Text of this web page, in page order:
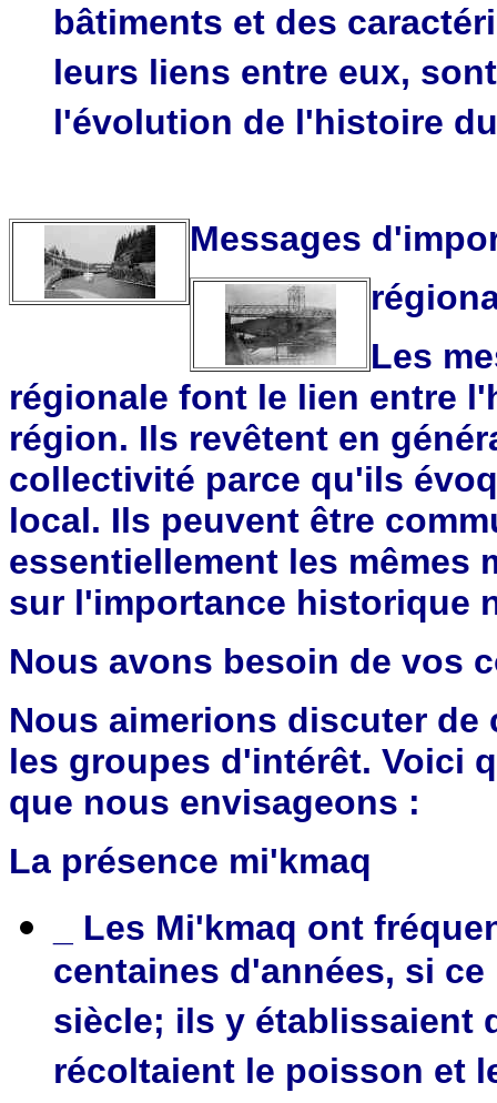
bâtiments et des
leurs liens entre eux,
l'évolution de l'histoire
Messages
Les
régionale font le lien entre
région. Ils revêtent en
collectivité parce qu'ils
local. Ils peuvent être
essentiellement les mêmes
sur l'importance historique
Nous avons besoin de vos
Nous aimerions discuter de
les groupes d'intérêt. Voici
que nous envisageons :
La présence mi'kmaq
_ Les Mi'kmaq ont
centaines d'années, si
siècle; ils y établissaient
récoltaient le poisson et